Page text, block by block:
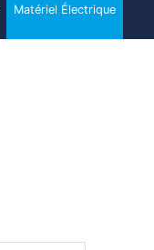
Matériel Électrique